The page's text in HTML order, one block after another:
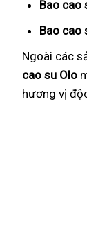
Bao cao
Bao cao
Ngoài các
cao su Olo
hương vị